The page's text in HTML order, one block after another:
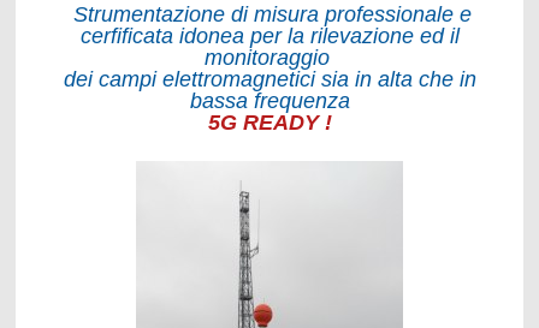
Strumentazione di misura professionale e
cerfificata idonea per la rilevazione ed il
monitoraggio
dei campi elettromagnetici sia in alta che in
bassa frequenza
5G READY !